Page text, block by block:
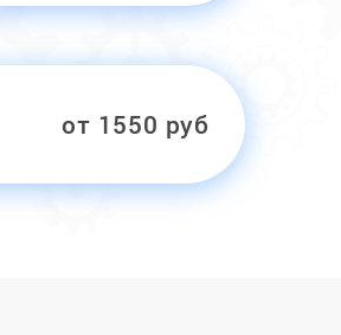
от 1550 руб